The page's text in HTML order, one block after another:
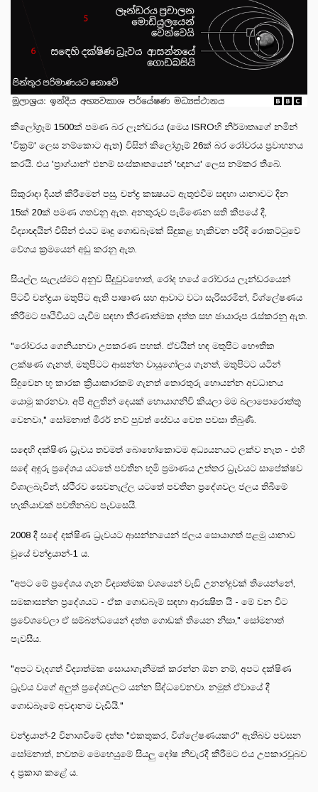
කිලෝග්‍රෑම් 1500ක් පමණ බර ලෑන්ඩරය (මෙය ISROහි නිර්මාතෘගේ නමින්
'වික්‍රම්' ලෙස නම්කොට ඇත) විසින් කිලෝග්‍රෑම් 26ක් බර රෝවරය ප්‍රවාහනය
කරයි. එය 'ප්‍රාග්යාන්' එනම් සංස්කෘතයෙන් 'ඥානය' ලෙස නම්කර තිබේ.
සිකුරාදා දියත් කිරීමෙන් පසු, චන්ද්‍ර කක්‍ෂයට ඇතුළුවීම සඳහා යානාවට දින
15ක් 20ක් පමණ ගතවනු ඇත. අනතුරුව පැමිණෙන සති කීපයේ දී,
විද්‍යාඥයින් විසින් එයට මෘදු ගොඩබෑමක් සිදුකළ හැකිවන පරිදි රොකට්ටුවේ
වේගය ක්‍රමයෙන් අඩු කරනු ඇත.
සියල්ල සැලැස්මට අනුව සිදුවුවහොත්, රෝද හයේ රෝවරය ලෑන්ඩරයෙන්
පිටවී චන්ද්‍රයා මතුපිට ඇති පාෂාණ සහ ආවාට වටා සැරිසරමින්, විශ්ලේෂණය
කිරීමට පෘථිවියට යැවීම සඳහා තීරණාත්මක දත්ත සහ ඡායාරූප රැස්කරනු ඇත.
"රෝවරය ගෙනියනවා උපකරණ පහක්. ඒවයින් හඳ මතුපිට භෞතික
ලක්ෂණ ගැනත්, මතුපිටට ආසන්න වායුගෝලය ගැනත්, මතුපිටට යටින්
සිදුවෙන භූ කාරක ක්‍රියාකාරකම් ගැනත් තොරතුරු හොයන්න අවධානය
යොමු කරනවා. අපි අලුතින් දෙයක් හොයාගනිවි කියලා මම බලාපොරොත්තු
වෙනවා," සෝමනාත් මිරර් නව් පුවත් සේවය වෙත පවසා තිබුණි.
සඳෙහි දක්ෂිණ ධ්‍රැවය තවමත් බොහෝකොටම අධ්‍යයනයට ලක්ව නැත - එහි
සඳේ අඳුරු ප්‍රදේශය යටතේ පවතින භූමි ප්‍රමාණය උත්තර ධ්‍රැවයට සාපේක්ෂව
විශාලබැවින්, ස්ථිරව සෙවනැල්ල යටතේ පවතින ප්‍රදේශවල ජලය තිබීමේ
හැකියාවක් පවතිනබව පැවසෙයි.
2008 දී සඳේ දක්ෂිණ ධ්‍රැවයට ආසන්නයෙන් ජලය සොයාගත් පළමු යානාව
වූයේ චන්ද්‍රයාන්-1 ය.
"අපට මේ ප්‍රදේශය ගැන විද්‍යාත්මක වශයෙන් වැඩි උනන්දුවක් තියෙන්නේ,
සමකාසන්න ප්‍රදේශයට - ඒක ගොඩබෑම් සඳහා ආරක්‍ෂිත යි - මේ වන විට
ප්‍රවේශවෙලා ඒ සම්බන්ධයෙන් දත්ත ගොඩක් තියෙන නිසා," සෝමනාත්
පැවසීය.
"අපට වැදගත් විද්‍යාත්මක සොයාගැනීමක් කරන්න ඕන නම්, අපට දක්ෂිණ
ධ්‍රැවය වගේ අලුත් ප්‍රදේශවලට යන්න සිද්ධවෙනවා. නමුත් ඒවායේ දී
ගොඩබෑමේ අවදානම වැඩියි."
චන්ද්‍රයාන්-2 විනාශවීමේ දත්ත "එකතුකර, විශ්ලේෂණයකර" ඇතිබව පවසන
සෝමනාත්, නවතම මෙහෙයුමේ සියලු දෝෂ නිවැරදි කිරීමට එය උපකාරවූබව
ද ප්‍රකාශ කළේ ය.